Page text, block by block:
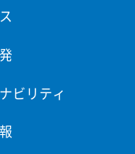
ビリティ